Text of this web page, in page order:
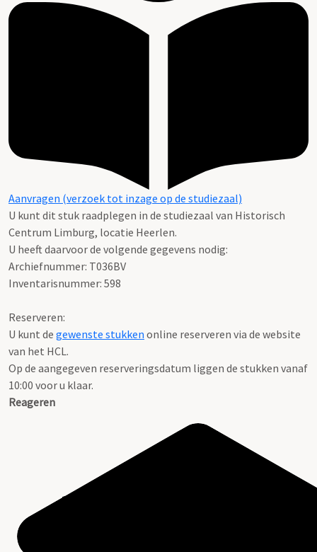
Aanvragen (verzoek tot inzage op de studiezaal)
U kunt dit stuk raadplegen in de studiezaal van Historisch
Centrum Limburg, locatie Heerlen.
U heeft daarvoor de volgende gegevens nodig:
Archiefnummer: T036BV
Inventarisnummer: 598
Reserveren:
U kunt de gewenste stukken online reserveren via de website
van het HCL.
Op de aangegeven reserveringsdatum liggen de stukken vanaf
10:00 voor u klaar.
Reageren